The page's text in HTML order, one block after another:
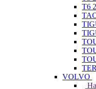
T6
VOLVO